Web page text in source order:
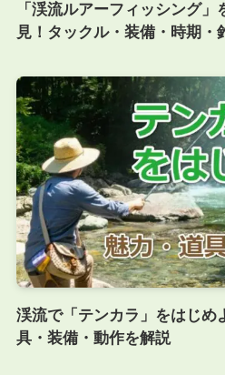
「渓流ルアーフィッシング
見！タックル・装備・時期・
渓流で「テンカラ」をはじめ
具・装備・動作を解説